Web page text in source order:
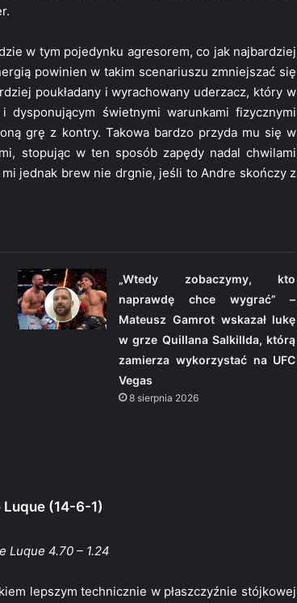
w tym pojedynku agresorem, co jak najbardziej
powinien w takim scenariuszu zmniejszać się
poukładany i wyrachowany uderzacz, który w
świetnymi warunkami fizycznymi
grę z kontry. Takowa bardzo przyda mu się w
stopując w ten sposób zapędy nadal chwilami
jednak brew nie drgnie, jeśli to Andre skończy z
„Wtedy zobaczymy, kto
naprawdę chce wygrać” –
Mateusz Gamrot wskazał lukę
w grze Quillana Salkillda, którą
zamierza wykorzystać na UFC
Vegas
8 sierpnia 2026
(14-6-1)
Luque 4.70 – 1.24
lepszym technicznie w płaszczyźnie stójkowej